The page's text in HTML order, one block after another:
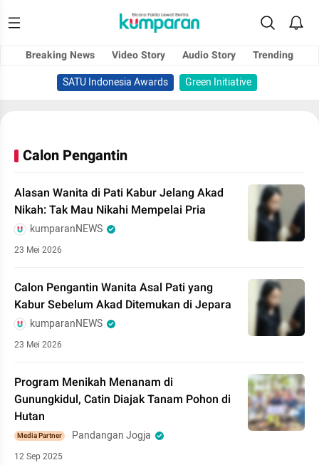
Breaking News Video Story Audio Story
Trending
SATU Indonesia Awards
Green Initiative
Calon Pengantin
Alasan Wanita di Pati Kabur Jelang Akad
Nikah: Tak Mau Nikahi Mempelai Pria
kumparanNEWS
23 Mei 2026
Calon Pengantin Wanita Asal Pati yang
Kabur Sebelum Akad Ditemukan di Jepara
kumparanNEWS
23 Mei 2026
Program Menikah Menanam di
Gunungkidul, Catin Diajak Tanam Pohon di
Hutan
Media Partner Pandangan Jogja
12 Sep 2025